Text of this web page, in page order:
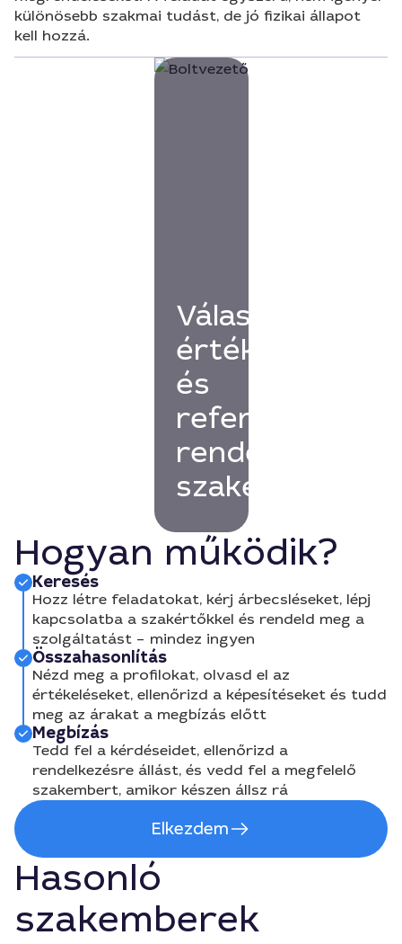
különösebb szakmai tudást, de jó fizikai állapot
kell hozzá.
Válassz
értékelésekkel
és
referenciákkal
rendelkező
szakembert!
Hogyan működik?
Keresés
Hozz létre feladatokat, kérj árbecsléseket, lépj
kapcsolatba a szakértőkkel és rendeld meg a
szolgáltatást – mindez ingyen
Összahasonlítás
Nézd meg a profilokat, olvasd el az
értékeléseket, ellenőrizd a képesítéseket és tudd
meg az árakat a megbízás előtt
Megbízás
Tedd fel a kérdéseidet, ellenőrizd a
rendelkezésre állást, és vedd fel a megfelelő
szakembert, amikor készen állsz rá
Elkezdem
Hasonló
szakemberek